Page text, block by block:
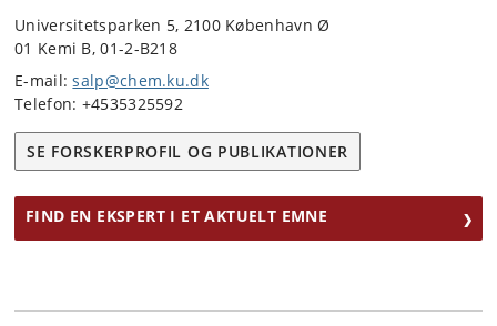
Universitetsparken 5, 2100 København Ø
01 Kemi B, 01-2-B218
E-mail:salp@chem.ku.dk
Telefon: +4535325592
SE FORSKERPROFIL OG PUBLIKATIONER
FIND EN EKSPERT I ET AKTUELT EMNE